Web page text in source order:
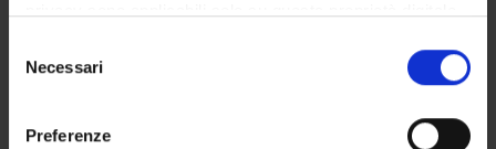
modificare o revocare il proprio consenso in qualsiasi
momento dalla Dichiarazione sui cookie o facendo clic
delNecessari
Preferenze
Organi collegiali e di governo